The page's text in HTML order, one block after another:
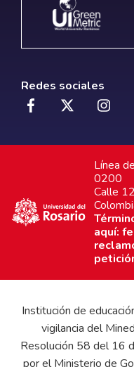
Redes sociales
Línea
0200
Calle
aquí:
Institución de
vigilancia del
Resolución 58 del 16
por el Ministerio de